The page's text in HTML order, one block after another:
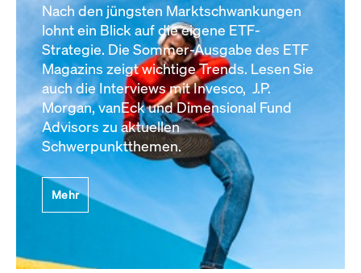
Nach den jüngsten Marktschwankungen
lohnt ein Blick auf die eigene ETF-
Strategie. Die Sommer-Ausgabe des ETF
Magazins zeigt wichtige Trends. Lesen Sie
auch die Interviews mit Invesco, J.P.
Morgan, vanEck und Dimensional Fund
Advisors zu aktuellen
Schwerpunktthemen.
Mehr